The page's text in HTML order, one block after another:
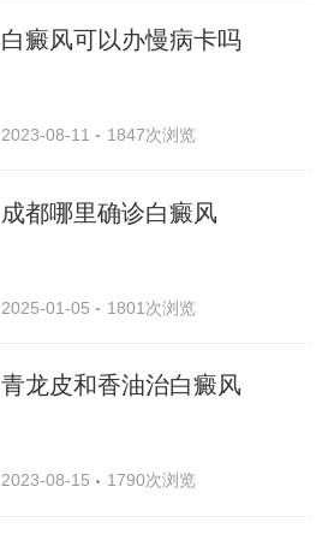
白癜风可以办慢病卡吗
2023-08-11 1847次浏览
成都哪里确诊白癜风
2025-01-05 1801次浏览
青龙皮和香油治白癜风
2023-08-15 1790次浏览